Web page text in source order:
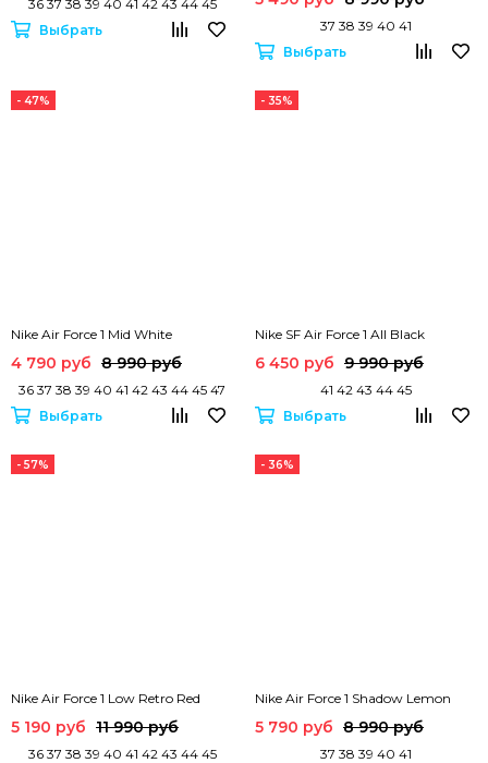
36 37 38 39 40 41 42 43 44 45
Выбрать
37 38 39 40 41
Выбрать
- 47%
Nike Air Force 1 Mid White
4 790 руб 8 990 руб
36 37 38 39 40 41 42 43 44 45 47
Выбрать
- 35%
Nike SF Air Force 1 All Black
6 450 руб 9 990 руб
41 42 43 44 45
Выбрать
- 57%
Nike Air Force 1 Low Retro Red
5 190 руб 11 990 руб
36 37 38 39 40 41 42 43 44 45
- 36%
Nike Air Force 1 Shadow Lemon
5 790 руб 8 990 руб
37 38 39 40 41